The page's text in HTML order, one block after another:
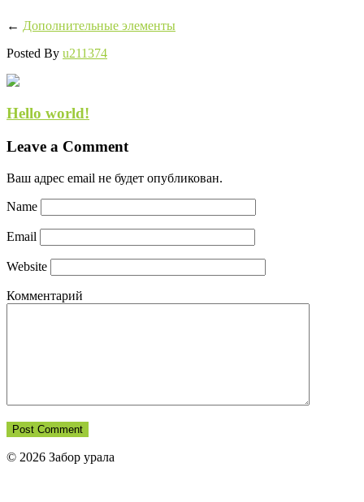
← Дополнительные элементы
Posted By u211374
Hello world!
Leave a Comment
Ваш адрес email не будет опубликован.
Name
Email
Website
Комментарий
© 2026 Забор урала